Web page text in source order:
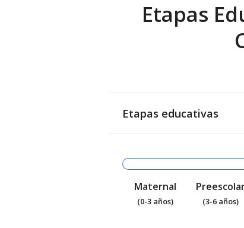
Etapas
Etapas educativas
Maternal
(0-3 años) (3-6 años)